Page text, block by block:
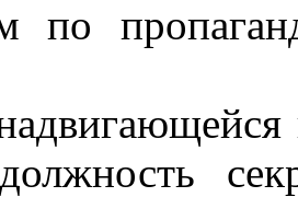
по